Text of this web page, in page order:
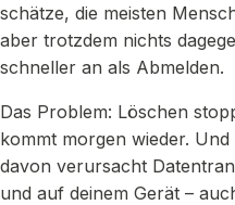
schätze, die meisten
aber trotzdem nichts
schneller an als Abmelden.
Das Problem: Löschen
kommt morgen wieder.
davon verursacht
und auf deinem Gerät –